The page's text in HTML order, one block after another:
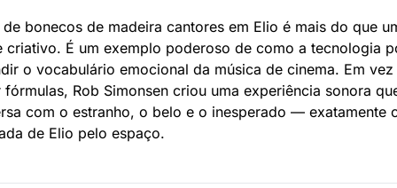
de bonecos de madeira cantores em Elio é mais do que
criativo. É um exemplo poderoso de como a tecnologia
o vocabulário emocional da música de cinema. Em vez
fórmulas, Rob Simonsen criou uma experiência sonora
com o estranho, o belo e o inesperado — exatamente
de Elio pelo espaço.